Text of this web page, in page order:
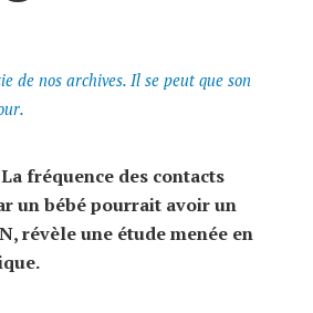
de nos archives. Il se peut que son
La fréquence des contacts
un bébé pourrait avoir un
révèle une étude menée en